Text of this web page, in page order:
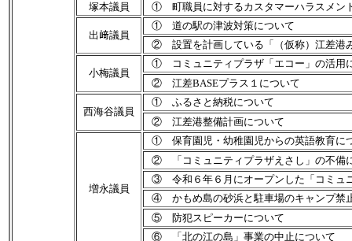
塚本議員
① 町職員に対するカスタマーハラスメン
出﨑議員
① 道の駅の津波対策について
② 設置を計画している「（仮称）江差港
小梅議員
① コミュニティプラザ「エコー」の活用
② 江差BASEプラス１について
西海谷議員
① ふるさと納税について
② 江差港整備計画について
増永議員
① 保育園児・幼稚園児からの英語教育に
② 「コミュニティプラザえさし」の不備
③ 令和６年６月にオープンした「コミュ
④ かもめ島の砂浜と駐車場のキャンプ禁
⑤ 防犯スピーカーについて
⑥ 「北の江の島」事業の中止について